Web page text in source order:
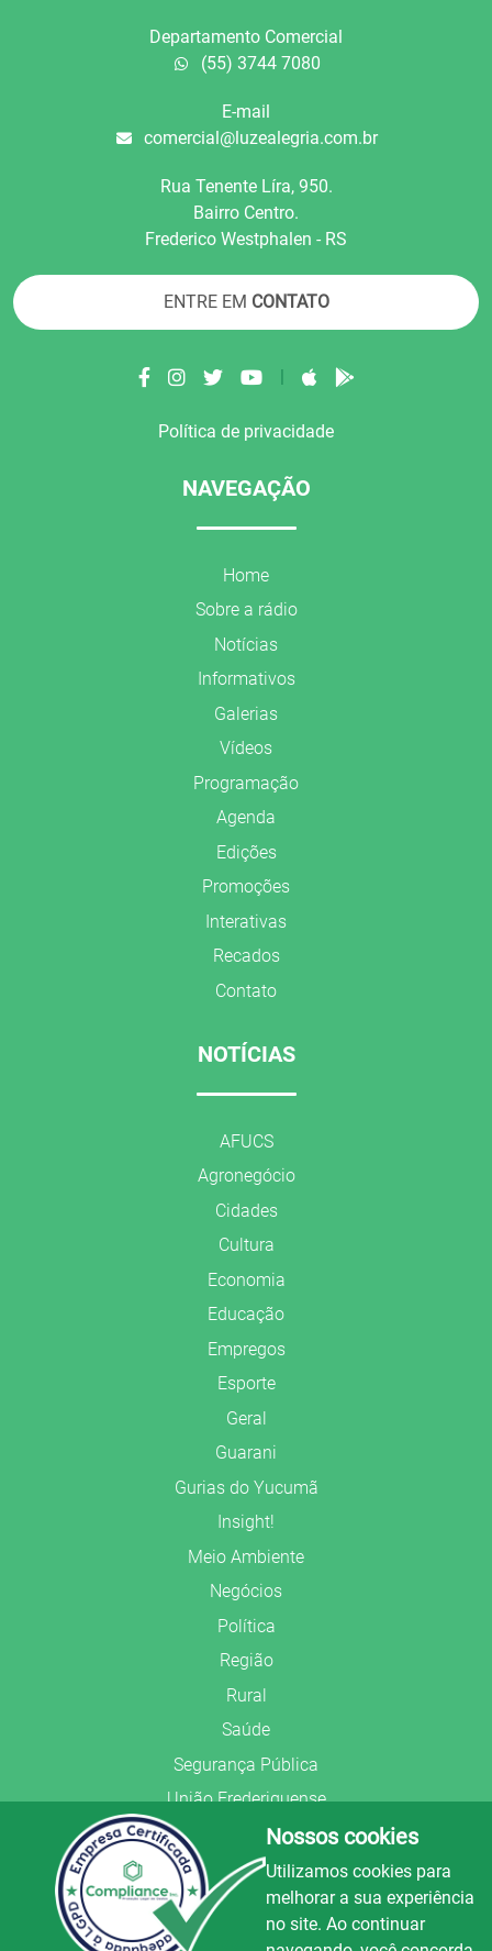
Departamento Comercial
(55) 3744 7080
E-mail
comercial@luzealegria.com.br
Rua Tenente Líra, 950.
Bairro Centro.
Frederico Westphalen - RS
ENTRE EM CONTATO
Política de privacidade
NAVEGAÇÃO
Home
Sobre a rádio
Notícias
Informativos
Galerias
Vídeos
Programação
Agenda
Edições
Promoções
Interativas
Recados
Contato
NOTÍCIAS
AFUCS
Agronegócio
Cidades
Cultura
Economia
Educação
Empregos
Esporte
Geral
Guarani
Gurias do Yucumã
Insight!
Meio Ambiente
Negócios
Política
Região
Rural
Saúde
Segurança Pública
União Frederiquense
© Copyright 2022.LA+.
Nossos cookies
Utilizamos cookies para
melhorar a sua experiência
no site. Ao continuar